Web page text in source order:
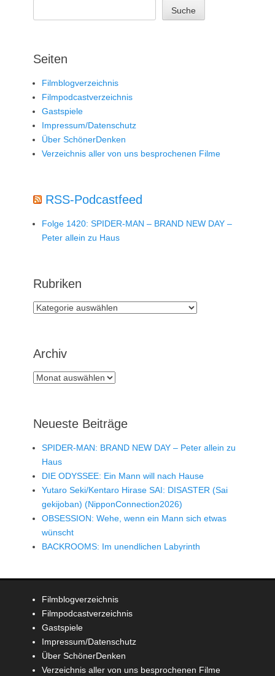
Suche
Seiten
Filmblogverzeichnis
Filmpodcastverzeichnis
Gastspiele
Impressum/Datenschutz
Über SchönerDenken
Verzeichnis aller von uns besprochenen Filme
RSS-Podcastfeed
Folge 1420: SPIDER-MAN – BRAND NEW DAY –
Peter allein zu Haus
Rubriken
Rubriken
Archiv
Archiv
Neueste Beiträge
SPIDER-MAN: BRAND NEW DAY – Peter allein zu
Haus
DIE ODYSSEE: Ein Mann will nach Hause
Yutaro Seki/Kentaro Hirase SAI: DISASTER (Sai
gekijoban) (NipponConnection2026)
OBSESSION: Wehe, wenn ein Mann sich etwas
wünscht
BACKROOMS: Im unendlichen Labyrinth
Filmblogverzeichnis
Filmpodcastverzeichnis
Gastspiele
Impressum/Datenschutz
Über SchönerDenken
Verzeichnis aller von uns besprochenen Filme